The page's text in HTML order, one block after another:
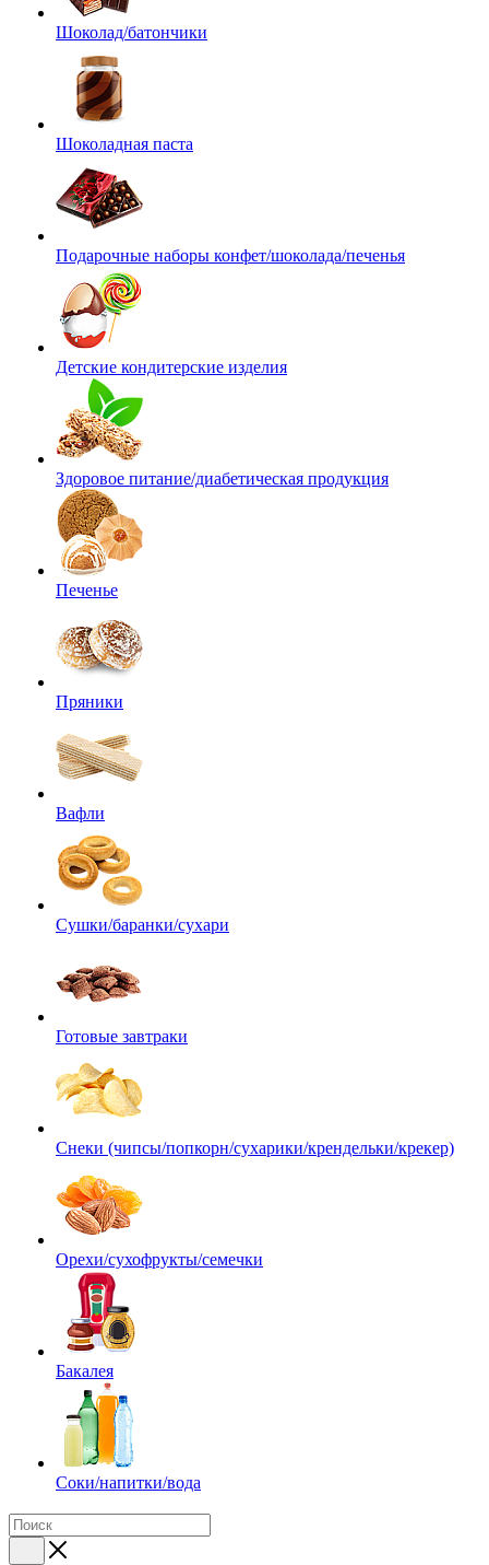
Шоколад/батончики
Шоколадная паста
Подарочные наборы конфет/шоколада/печенья
Детские кондитерские изделия
Здоровое питание/диабетическая продукция
Печенье
Пряники
Вафли
Сушки/баранки/сухари
Готовые завтраки
Снеки (чипсы/попкорн/сухарики/крендельки/крекер)
Орехи/сухофрукты/семечки
Бакалея
Соки/напитки/вода